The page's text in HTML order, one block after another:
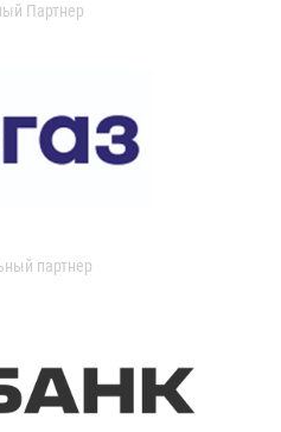
Партнер
партнер